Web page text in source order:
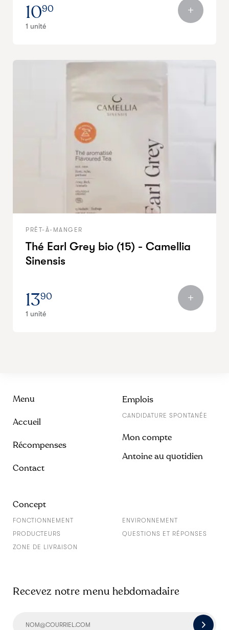
1090
1 unité
PRÊT-À-MANGER
Thé Earl Grey bio (15) - Camellia
Sinensis
1390
1 unité
Menu
Accueil
Récompenses
Contact
Emplois
CANDIDATURE SPONTANÉE
Mon compte
Antoine au quotidien
Concept
FONCTIONNEMENT
ENVIRONNEMENT
PRODUCTEURS
QUESTIONS ET RÉPONSES
ZONE DE LIVRAISON
Recevez notre menu hebdomadaire